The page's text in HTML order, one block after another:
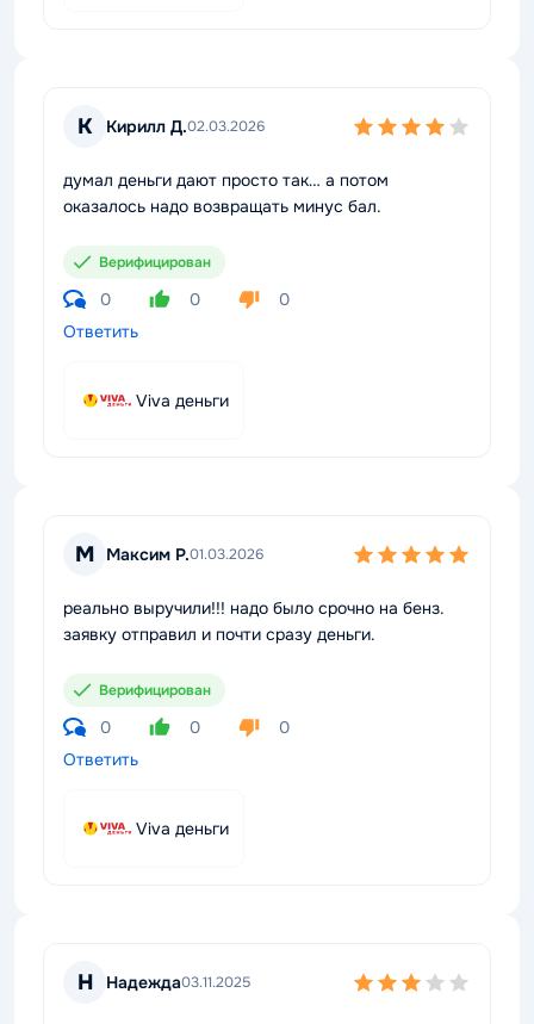
К Кирилл Д.02.03.2026
думал деньги дают просто так… а потом
оказалось надо возвращать минус бал.
Верифицирован
0 0
0
Ответить
Viva деньги
М Максим Р.01.03.2026
реально выручили!!! надо было срочно на бенз.
заявку отправил и почти сразу деньги.
Верифицирован
0 0
0
Ответить
Viva деньги
Н Надежда03.11.2025